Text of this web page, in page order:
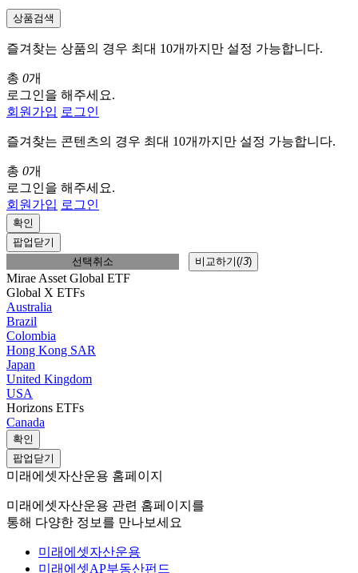
상품검색
즐겨찾는 상품의 경우 최대 10개까지만 설정 가능합니다.
총 0개
로그인을 해주세요.
회원가입 로그인
즐겨찾는 콘텐츠의 경우 최대 10개까지만 설정 가능합니다.
총 0개
로그인을 해주세요.
회원가입 로그인
확인
팝업닫기
선택취소
비교하기(/3)
Mirae Asset Global ETF
Global X ETFs
Australia
Brazil
Colombia
Hong Kong SAR
Japan
United Kingdom
USA
Horizons ETFs
Canada
확인
팝업닫기
미래에셋자산운용 홈페이지
미래에셋자산운용 관련 홈페이지를
통해 다양한 정보를 만나보세요
미래에셋자산운용
미래에셋AP부동산펀드